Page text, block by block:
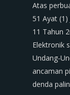
Atas
51 Ayat
11 Tahun
Elektronik
Undang-
ancaman
denda